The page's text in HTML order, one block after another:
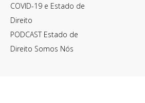
COVID-19 e Estado de
Direito
PODCAST Estado de
Direito Somos Nós